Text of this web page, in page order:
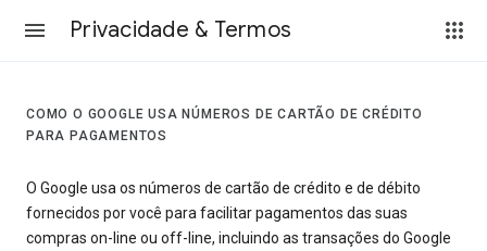
Privacidade & Termos
COMO O GOOGLE USA NÚMEROS DE CARTÃO DE CRÉDITO
PARA PAGAMENTOS
O Google usa os números de cartão de crédito e de débito
fornecidos por você para facilitar pagamentos das suas
compras on-line ou off-line, incluindo as transações do Google